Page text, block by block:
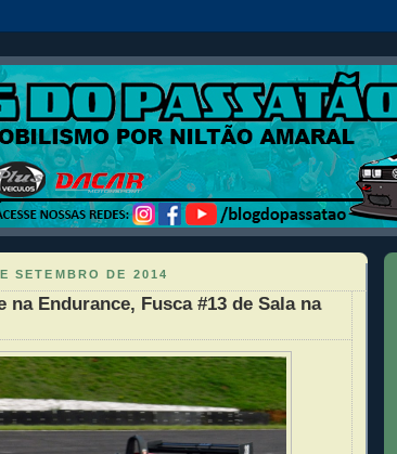
SETEMBRO DE 2014
na Endurance, Fusca #13 de Sala na